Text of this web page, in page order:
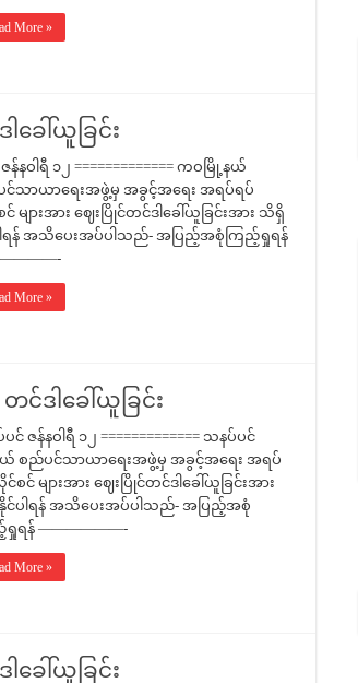
More »
ေါ်ယူခြင်း
နဝါရီ ၁၂ ============= ကဝမြို့နယ်
သာယာရေးအဖွဲ့မှ အခွင့်အရေး အရပ်ရပ်
များအား ဈေးပြိုင်တင်ဒါခေါ်ယူခြင်းအား သိရှိ
ရန် အသိပေးအပ်ပါသည်- အပြည့်အစုံကြည့်ရှုရန်
More »
ဒါခေါ်ယူခြင်း
င် ဇန်နဝါရီ ၁၂ ============= သနပ်ပင်
ယ် စည်ပင်သာယာရေးအဖွဲ့မှ အခွင့်အရေး အရပ်
စင် များအား ဈေးပြိုင်တင်ဒါခေါ်ယူခြင်းအား
င်ပါရန် အသိပေးအပ်ပါသည်- အပြည့်အစုံ
ရှုရန် ——————-
More »
ေါ်ယူခြင်း